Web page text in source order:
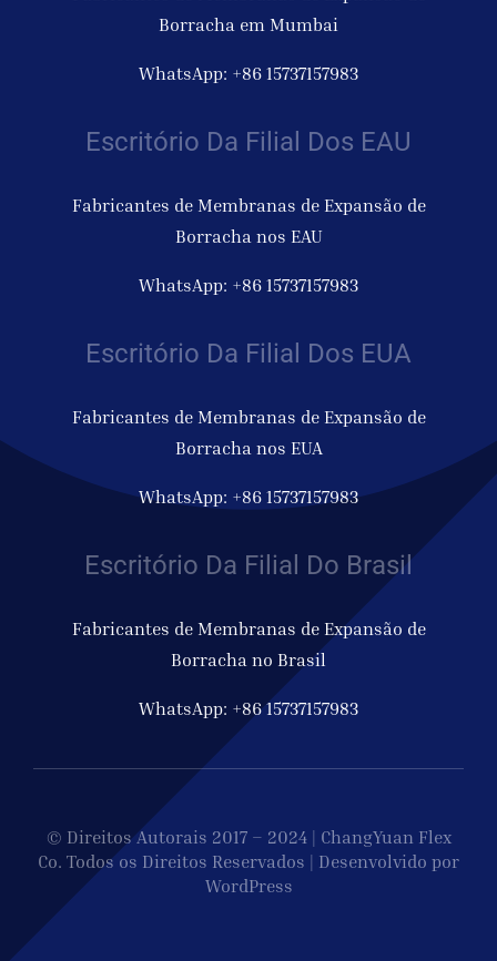
Borracha em Mumbai
WhatsApp: +86 15737157983
Escritório Da Filial Dos EAU
Fabricantes de Membranas de Expansão de
Borracha nos EAU
WhatsApp: +86 15737157983
Escritório Da Filial Dos EUA
Fabricantes de Membranas de Expansão de
Borracha nos EUA
WhatsApp: +86 15737157983
Escritório Da Filial Do Brasil
Fabricantes de Membranas de Expansão de
Borracha no Brasil
WhatsApp: +86 15737157983
© Direitos Autorais 2017 – 2024 | ChangYuan Flex
Co. Todos os Direitos Reservados | Desenvolvido por
WordPress